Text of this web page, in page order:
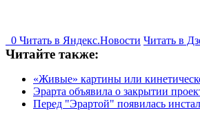
0 Читать в Яндекс.Новости Читать в
Читайте также:
«Живые» картины или
Эрарта объявила о закрытии
Перед "Эрартой" появилась